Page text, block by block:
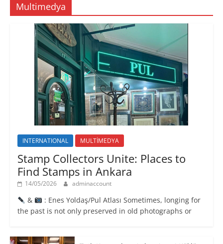
Multimedya
INTERNATIONAL MULTİMEDYA
Stamp Collectors Unite: Places to
Find Stamps in Ankara
14/05/2026 adminaccount
&
: Enes Yoldaş/Pul Atlası Sometimes, longing for
the past is not only preserved in old photographs or